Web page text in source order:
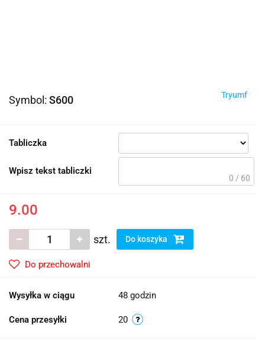
Symbol: S600 Tryumf
Tabliczka
Wpisz tekst tabliczki
0 / 60
9.00
szt. Do koszyka
Do przechowalni
Wysyłka w ciągu 48 godzin
Cena przesyłki 20